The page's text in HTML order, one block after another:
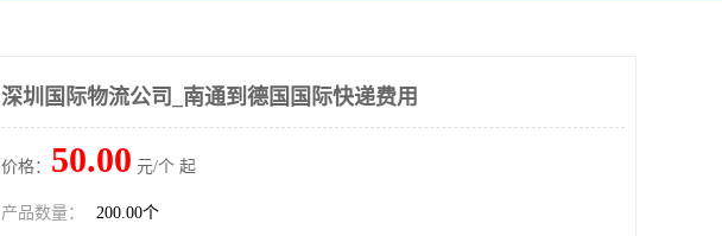
深圳国际物流公司_南通到德国国际快递费用
价格： 50.00 元/个 起
产品数量： 200.00个